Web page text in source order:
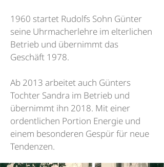
1960 startet Rudolfs Sohn Günter
seine Uhrmacherlehre im elterlichen
Betrieb und übernimmt das
Geschäft 1978.
Ab 2013 arbeitet auch Günters
Tochter Sandra im Betrieb und
übernimmt ihn 2018. Mit einer
ordentlichen Portion Energie und
einem besonderen Gespür für neue
Tendenzen.